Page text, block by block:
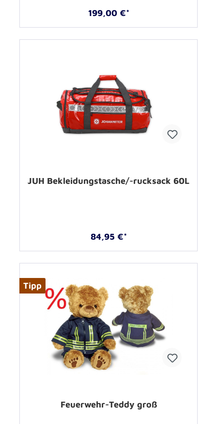
199,00 €*
JUH Bekleidungstasche/-rucksack 60L
84,95 €*
Tipp
Feuerwehr-Teddy groß